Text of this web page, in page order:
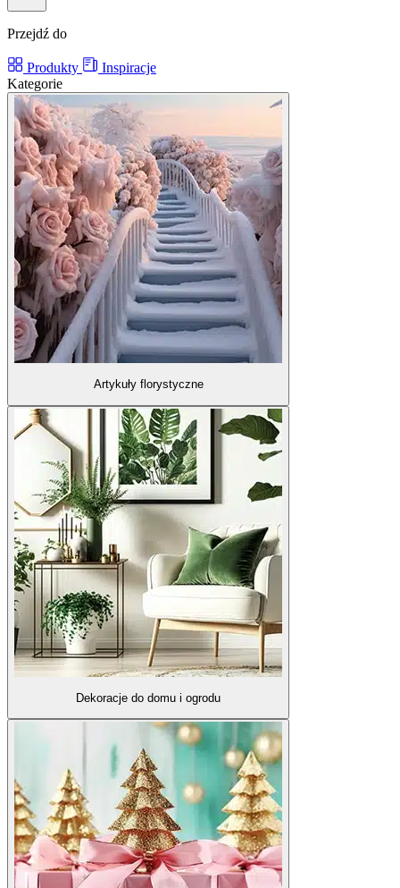
Przejdź do
Produkty
Inspiracje
Kategorie
Artykuły florystyczne
Dekoracje do domu i ogrodu